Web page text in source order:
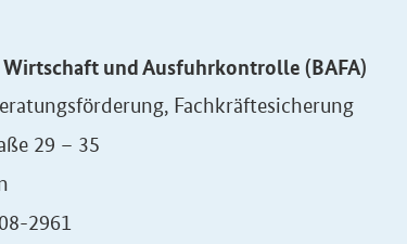
und Ausfuhrkontrolle (BAFA)
Fachkräftesicherung
29 – 35
2961